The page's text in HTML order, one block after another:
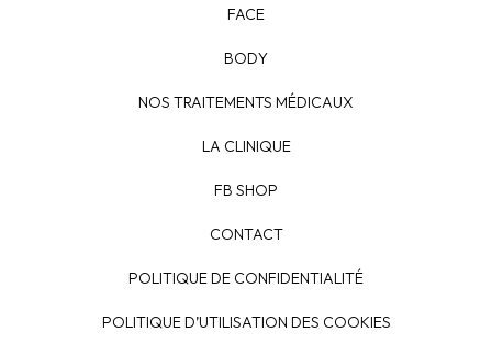
FACE
BODY
NOS TRAITEMENTS MÉDICAUX
LA CLINIQUE
FB SHOP
CONTACT
POLITIQUE DE CONFIDENTIALITÉ
POLITIQUE D’UTILISATION DES COOKIES